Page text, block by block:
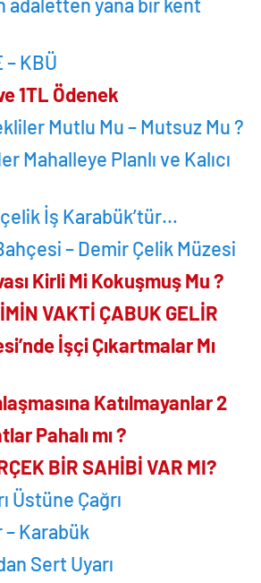
– KBÜ
1TL Ödenek
Mutlu Mu – Mutsuz Mu ?
Mahalleye Planlı ve Kalıcı
İş Karabük’tür…
– Demir Çelik Müzesi
Kirli Mi Kokuşmuş Mu ?
VAKTİ ÇABUK GELİR
İşçi Çıkartmalar Mı
Katılmayanlar 2
Pahalı mı ?
BİR SAHİBİ VAR MI?
Üstüne Çağrı
Karabük
Sert Uyarı